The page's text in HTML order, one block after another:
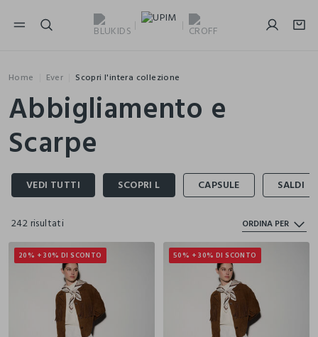
NAVIGATION.ARIA.GOTOMAINCONTENT
Home Ever Scopri l'intera collezione
Abbigliamento e
Scarpe
242 risultati ORDINA PER
20% + 30% DI SCONTO 50% + 30% DI SCONTO